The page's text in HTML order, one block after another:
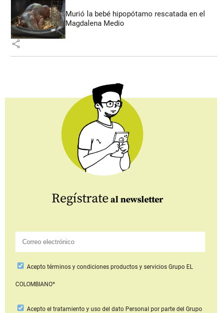
Murió la bebé hipopótamo rescatada en el
Magdalena Medio
share
Regístrate al newsletter
Aceptotérminos y condiciones productos y serviciosGrupo EL
COLOMBIANO*
Acepto el tratamiento y uso del dato Personal por parte del Grupo